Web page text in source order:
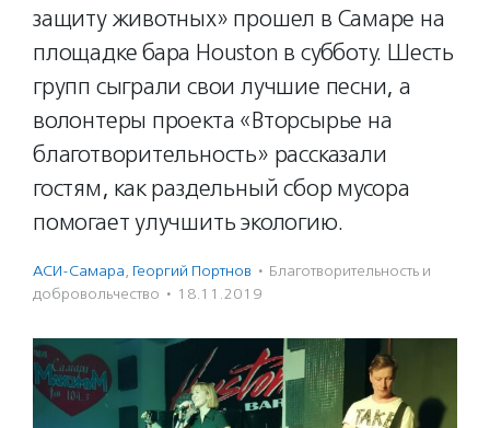
защиту животных» прошел в Самаре на
площадке бара Houston в субботу. Шесть
групп сыграли свои лучшие песни, а
волонтеры проекта «Вторсырье на
благотворительность» рассказали
гостям, как раздельный сбор мусора
помогает улучшить экологию.
АСИ-Самара, Георгий Портнов · Благотвори­тель­ность и
доброволь­чест­во · 18.11.2019